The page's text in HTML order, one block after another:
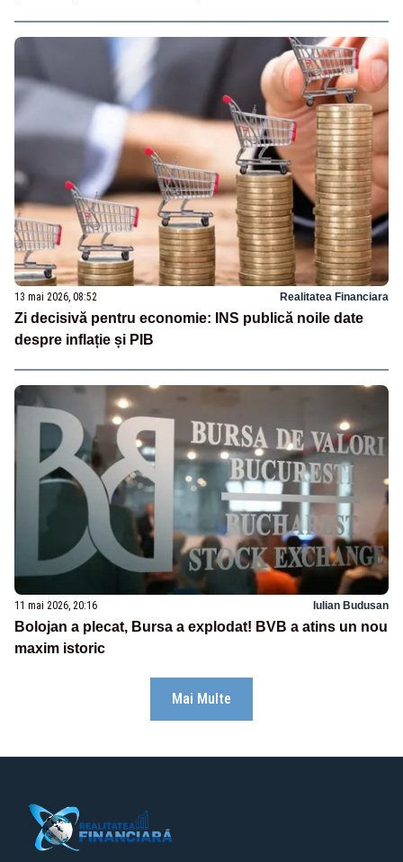
13 mai 2026, 08:52 Realitatea Financiara
Zi decisivă pentru economie: INS publică noile date
despre inflație și PIB
11 mai 2026, 20:16 Iulian Budusan
Bolojan a plecat, Bursa a explodat! BVB a atins un nou
maxim istoric
Mai Multe